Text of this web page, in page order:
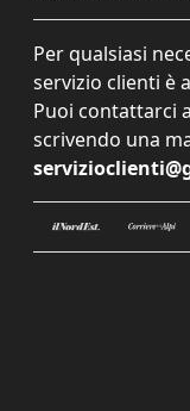
Per qualsiasi
servizio clienti è
Puoi contattarci
scrivendo una